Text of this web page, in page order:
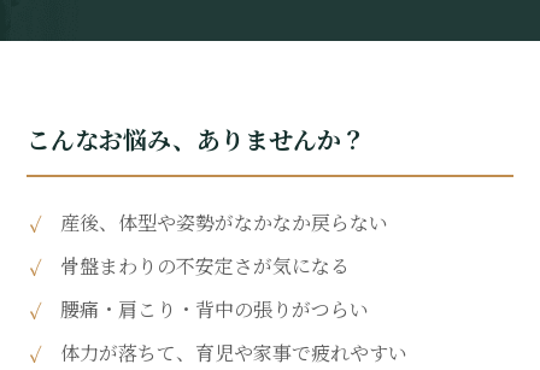
こんなお悩み、ありませんか？
産後、体型や姿勢がなかなか戻らない
骨盤まわりの不安定さが気になる
腰痛・肩こり・背中の張りがつらい
体力が落ちて、育児や家事で疲れやすい